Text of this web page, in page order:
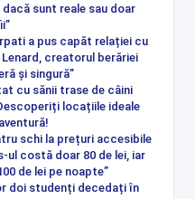
sunt reale sau doar
a pus capăt relației cu
creatorul berăriei
și singură”
cu sănii trase de câini
locațiile ideale
schi la prețuri accesibile
ul costă doar 80 de lei, iar
de lei pe noapte”
doi studenți decedați în